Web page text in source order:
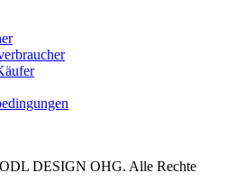
DESIGN OHG. Alle Rechte